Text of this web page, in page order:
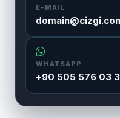
E-MAIL
WHATSAPP
+90 505 576 03